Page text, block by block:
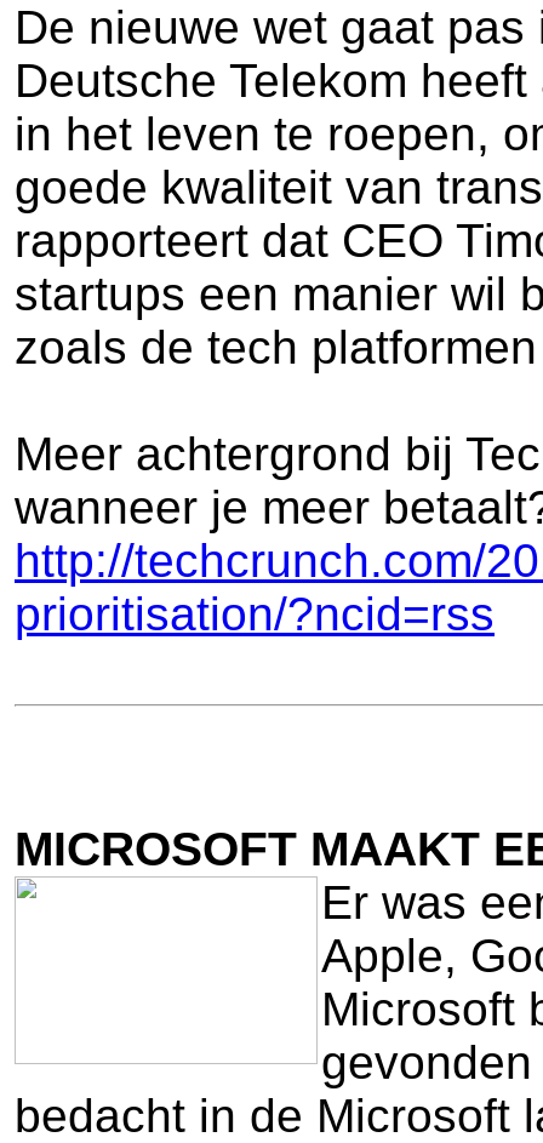
De nieuwe wet gaat
Deutsche Telekom
in het leven te roepen,
goede kwaliteit van
rapporteert dat CEO
startups een manier wil
zoals de tech
Meer achtergrond bij
wanneer je meer
http://techcrunch.com/
prioritisation/?ncid=rss
MICROSOFT MAAKT
Er was
Apple,
Microsoft
bedacht in de Microsoft